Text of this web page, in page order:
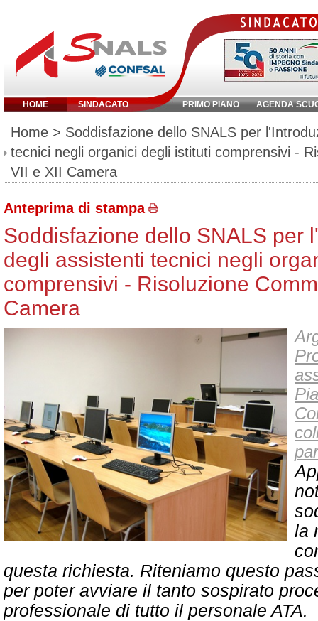
HOME SINDACATO PRIMO PIANO AGENDA
Inserisci parola chiave:
Home > Soddisfazione dello SNALS per
tecnici negli organici degli istituti comprensivi -
VII e XII Camera
Anteprima di stampa
Soddisfazione dello SNALS per
degli assistenti tecnici negli
comprensivi - Risoluzione
Camera
la
questa richiesta. Riteniamo questo
per poter avviare il tanto sospirato
professionale di tutto il personale ATA.